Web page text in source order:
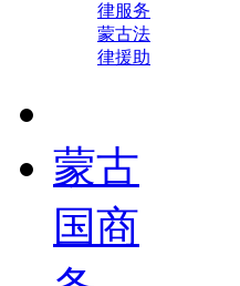
律服务
蒙古法
律援助
蒙古
国商